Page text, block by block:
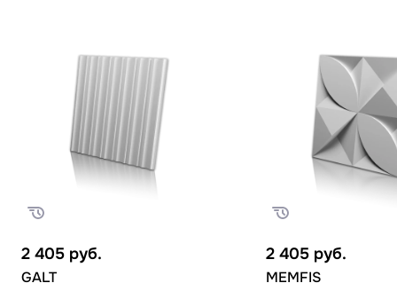
2 405 руб.
GALT
2 405 руб.
MEMFIS